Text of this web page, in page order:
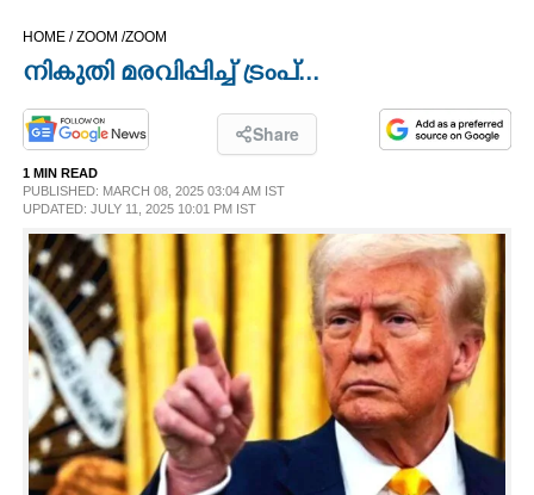
CINEMA
OPINION
PHOTOS
LIFESTYLE
SPIRITUAL
INFO+
ART
HOME /ZOOM /ZOOM
നികുതി മരവിപ്പിച്ച് ട്രംപ്...
Share
1 MIN READ
PUBLISHED: MARCH 08, 2025 03:04 AM IST
UPDATED: JULY 11, 2025 10:01 PM IST